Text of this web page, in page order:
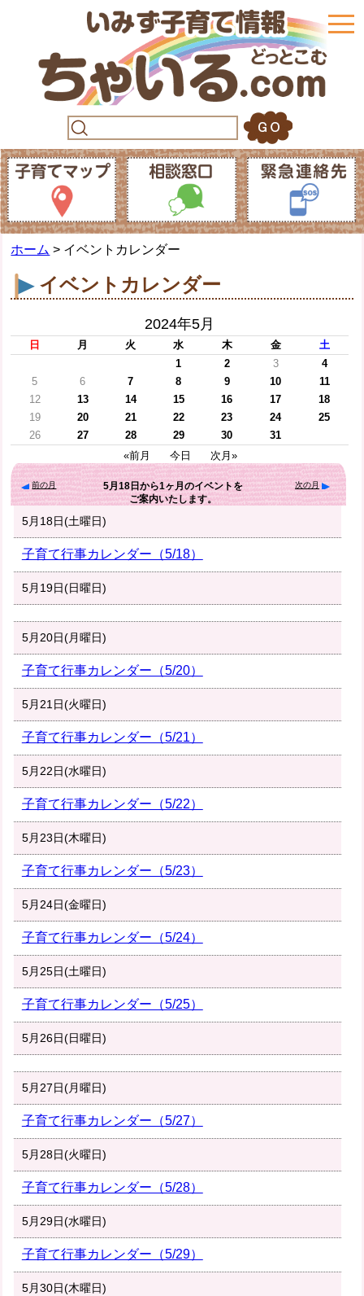
ホーム > イベントカレンダー
イベントカレンダー
2024年5月
日 月 火 水 木 金
土
1
2 3
4
5
6 7 8 9 10
11
12
13 14 15 16 17
18
19
20 21 22 23 24
25
26
27 28 29 30
31
«前月
今日 次月»
前の月 5月18日 から1ヶ月のイベントを
ご案内いたします。
次の月
5月18日(土曜日)
子育て行事カレンダー（5/18）
5月19日(日曜日)
5月20日(月曜日)
子育て行事カレンダー（5/20）
5月21日(火曜日)
子育て行事カレンダー（5/21）
5月22日(水曜日)
子育て行事カレンダー（5/22）
5月23日(木曜日)
子育て行事カレンダー（5/23）
5月24日(金曜日)
子育て行事カレンダー（5/24）
5月25日(土曜日)
子育て行事カレンダー（5/25）
5月26日(日曜日)
5月27日(月曜日)
子育て行事カレンダー（5/27）
5月28日(火曜日)
子育て行事カレンダー（5/28）
5月29日(水曜日)
子育て行事カレンダー（5/29）
5月30日(木曜日)